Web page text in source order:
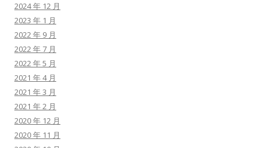
2024 年 12 月
2023 年 1 月
2022 年 9 月
2022 年 7 月
2022 年 5 月
2021 年 4 月
2021 年 3 月
2021 年 2 月
2020 年 12 月
2020 年 11 月